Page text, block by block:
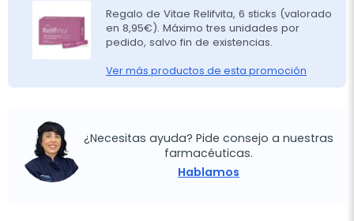
Regalo de Vitae Relifvita, 6 sticks (valorado
en 8,95€). Máximo tres unidades por
pedido, salvo fin de existencias.
Ver más productos de esta promoción
¿Necesitas ayuda? Pide consejo a nuestras
farmacéuticas.
Hablamos